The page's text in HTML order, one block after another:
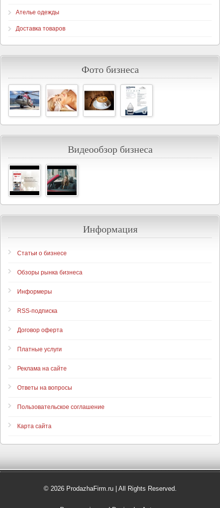
Ателье одежды
Доставка товаров
Фото бизнеса
Видеообзор бизнеса
Информация
Статьи о бизнесе
Обзоры рынка бизнеса
Информеры
RSS-подписка
Договор оферта
Платные услуги
Реклама на сайте
Ответы на вопросы
Пользовательское соглашение
Карта сайта
© 2026 ProdazhaFirm.ru | All Rights Reserved.